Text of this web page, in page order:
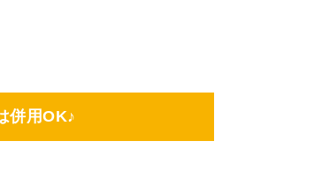
併用OK♪